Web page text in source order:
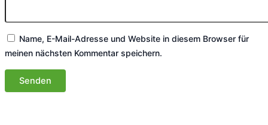
Name, E-Mail-Adresse und Website in diesem Browser für
meinen nächsten Kommentar speichern.